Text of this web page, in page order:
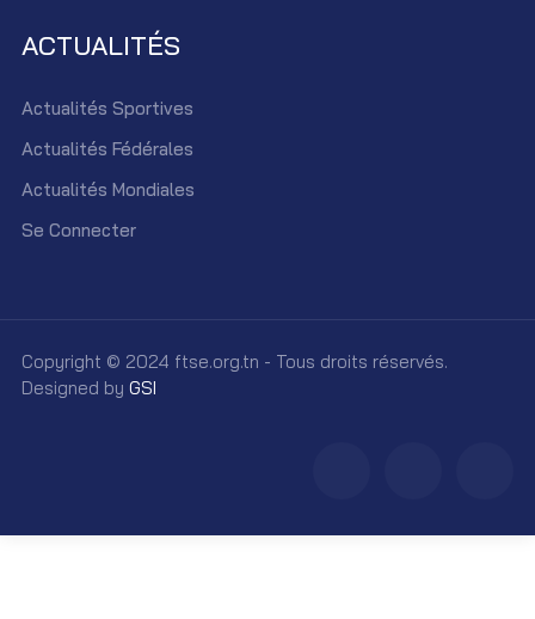
ACTUALITÉS
Actualités Sportives
Actualités Fédérales
Actualités Mondiales
Se Connecter
Copyright © 2024 ftse.org.tn - Tous droits réservés.
Designed by GSI